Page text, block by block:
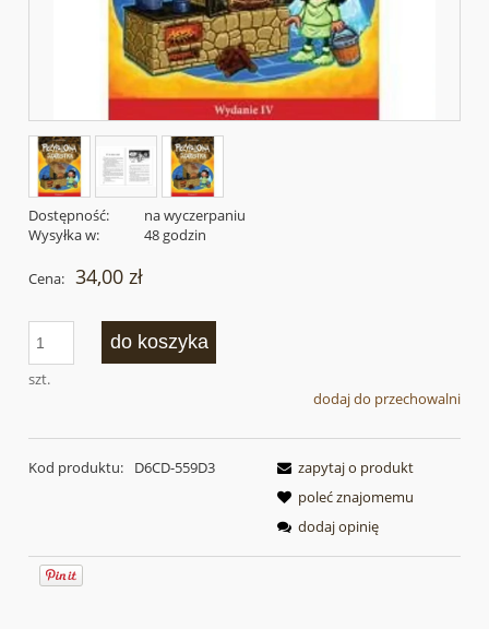
Dostępność:
na wyczerpaniu
Wysyłka w:
48 godzin
Cena: 34,00 zł
szt.
do koszyka
dodaj do przechowalni
Kod produktu: D6CD-559D3
zapytaj o produkt
poleć znajomemu
dodaj opinię